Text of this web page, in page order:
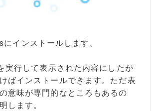
インストールします。
実行して表示された内容にしたが
ばインストールできます。ただ表
意味が専門的なところもあるの
します。